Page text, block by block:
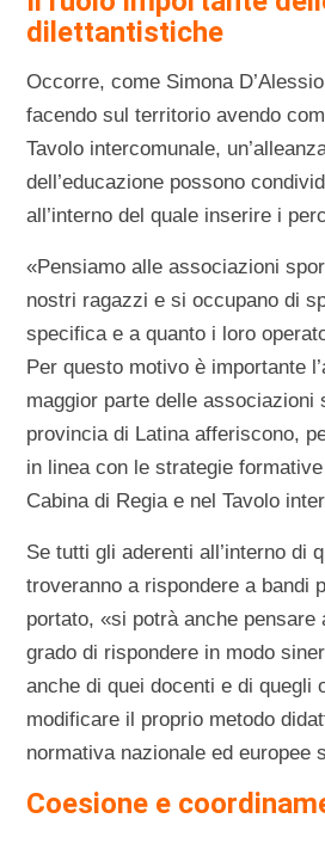
dilettantistiche
Occorre, come Simona
facendo sul territorio avendo
Tavolo intercomunale,
dell’educazione possono
all’interno del quale inserire i
«Pensiamo alle associazioni
nostri ragazzi e si occupano di
specifica e a quanto i loro
Per questo motivo è importante
maggior parte delle
provincia di Latina afferiscono,
in linea con le strategie
Cabina di Regia e nel Tavolo
Se tutti gli aderenti all’interno di
troveranno a rispondere a bandi
portato, «si potrà anche
grado di rispondere in modo
anche di quei docenti e di quegli
modificare il proprio metodo
normativa nazionale ed europee
Coesione e